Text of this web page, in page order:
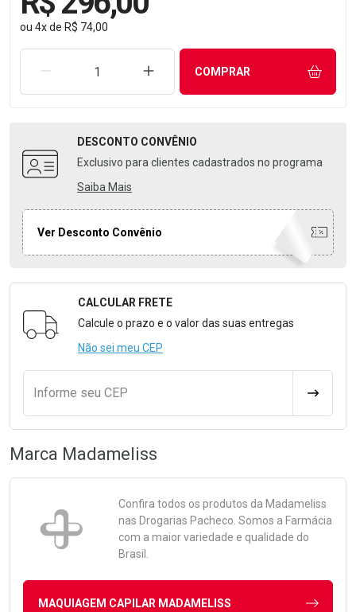
ou 4xde R$ 74,00
REMOVER UMA UNIDADEAUMENTAR UMA UNIDADE
COMPRAR
DESCONTO CONVÊNIO
Exclusivo para clientes cadastrados no programa
Saiba Mais
Ver Desconto Convênio
Formulário para Calcular o Frete
CALCULAR FRETE
Calcule o prazo e o valor das suas entregas
Não sei meu CEP
Informe seu CEP
Marca Madameliss
Confira todos os produtos da Madameliss
nas Drogarias Pacheco. Somos a Farmácia
com a maior variedade e qualidade do
Brasil.
MAQUIAGEM CAPILAR MADAMELISS